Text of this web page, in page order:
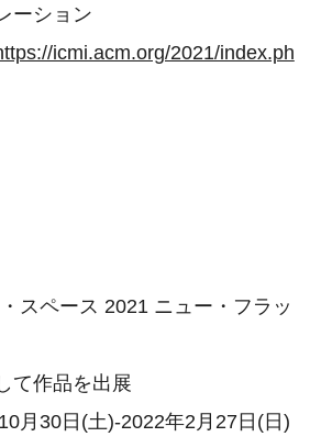
ーション
icmi.acm.org/2021/index.ph
スペース 2021 ニュー・フラッ
て作品を出展
月30日(土)-2022年2月27日(日)